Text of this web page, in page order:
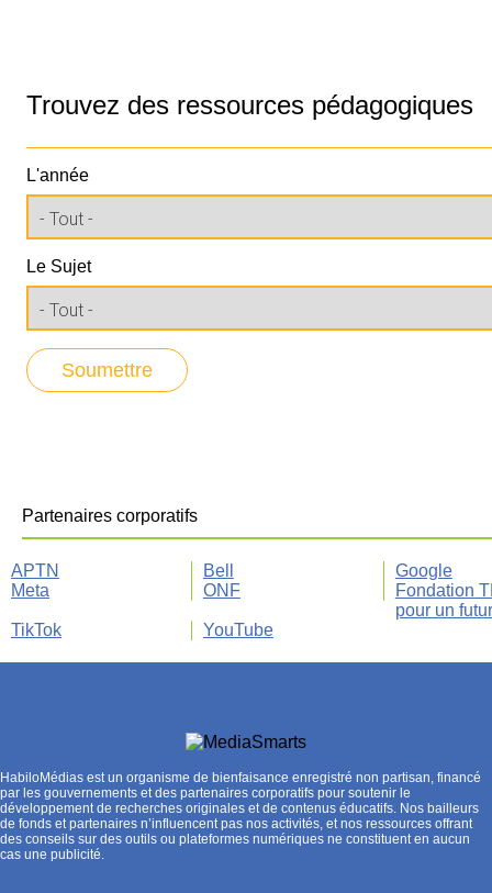
Trouvez des ressources pédagogiques
L'année
Le Sujet
Partenaires corporatifs
APTN Bell
Google
Meta
ONF
Fondation
pour un
TikTok
YouTube
HabiloMédias est un organisme de bienfaisance enregistré non partisan, financé
par les gouvernements et des partenaires corporatifs pour soutenir le
développement de recherches originales et de contenus éducatifs. Nos bailleurs
de fonds et partenaires n’influencent pas nos activités, et nos ressources offrant
des conseils sur des outils ou plateformes numériques ne constituent en aucun
cas une publicité.